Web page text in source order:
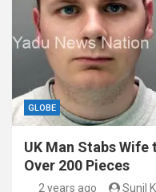
GLOBE
UK Man Stabs
Over 200 Pieces
2 years ago Sunil